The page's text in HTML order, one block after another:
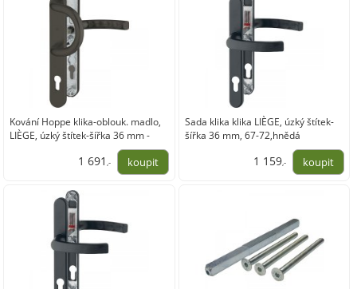
Kování Hoppe klika-oblouk. madlo,
LIÈGE, úzký štítek-šířka 36 mm -
1 691,-
Sada klika klika LIÈGE, úzký štítek-
šířka 36 mm, 67-72,hnědá
1 159,-